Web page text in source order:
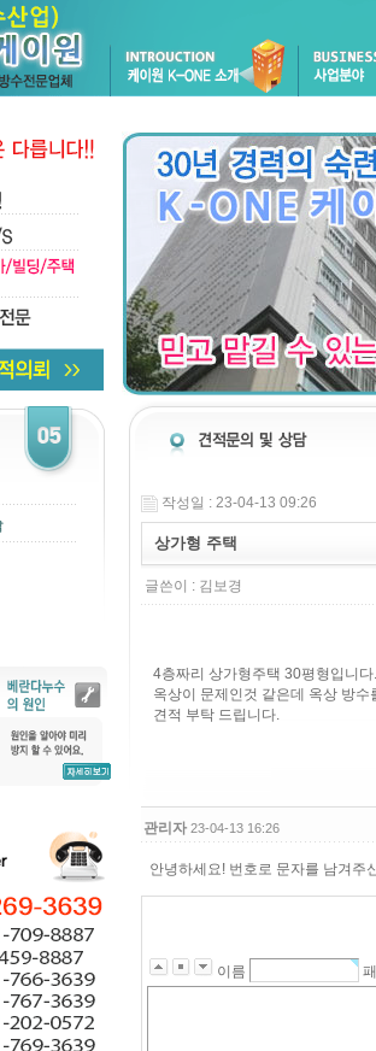
작성일 : 23-04-13 09:26
상가형 주택
글쓴이 : 김보경
4층짜리 상가형주택 30평형입니
옥상이 문제인것 같은데 옥상 방
견적 부탁 드립니다.
관리자 23-04-13 16:26
안녕하세요! 번호로 문자를 남겨주
이름